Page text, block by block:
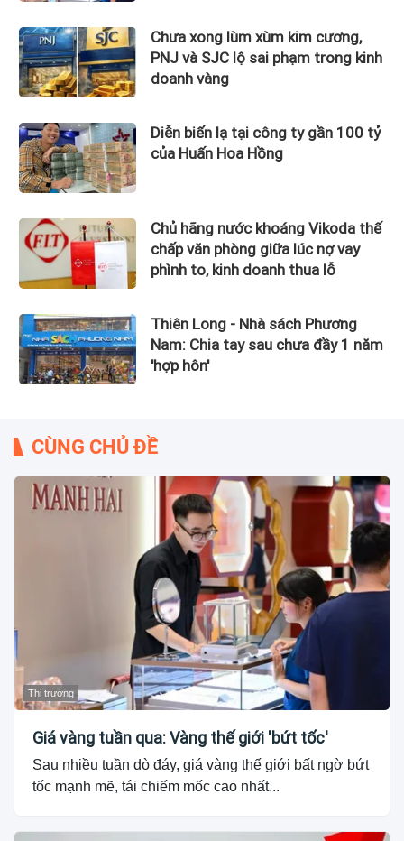
Chưa xong lùm xùm kim cương,
PNJ và SJC lộ sai phạm trong kinh
doanh vàng
Diễn biến lạ tại công ty gần 100 tỷ
của Huấn Hoa Hồng
Chủ hãng nước khoáng Vikoda thế
chấp văn phòng giữa lúc nợ vay
phình to, kinh doanh thua lỗ
Thiên Long - Nhà sách Phương
Nam: Chia tay sau chưa đầy 1 năm
'hợp hôn'
CÙNG CHỦ ĐỀ
Thị trường
Giá vàng tuần qua: Vàng thế giới 'bứt tốc'
Sau nhiều tuần dò đáy, giá vàng thế giới bất ngờ bứt
tốc mạnh mẽ, tái chiếm mốc cao nhất...